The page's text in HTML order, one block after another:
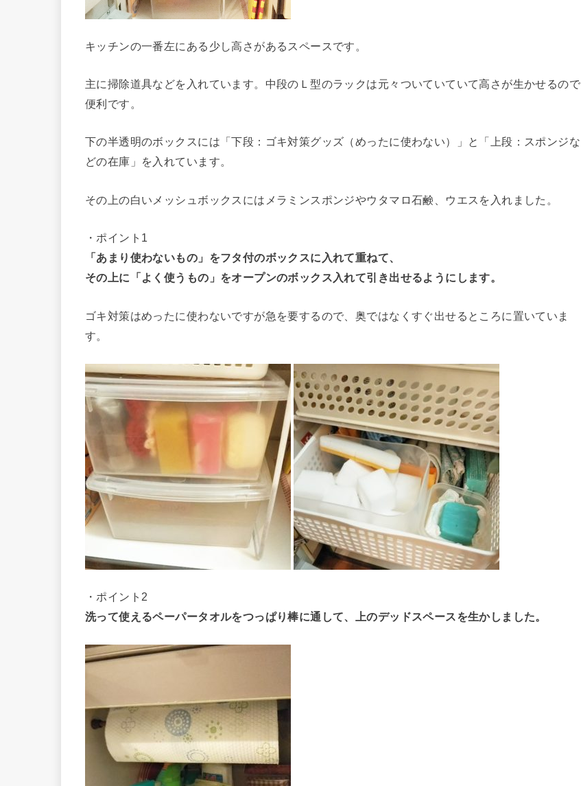
キッチンの一番左にある少し高さがあるスペースです。
主に掃除道具などを入れています。中段のＬ型のラックは元々ついていていて高さが生かせるので
便利です。
下の半透明のボックスには「下段：ゴキ対策グッズ（めったに使わない）」と「上段：スポンジな
どの在庫」を入れています。
その上の白いメッシュボックスにはメラミンスポンジやウタマロ石鹸、ウエスを入れました。
・ポイント1
「あまり使わないもの」をフタ付のボックスに入れて重ねて、
その上に「よく使うもの」をオープンのボックス入れて引き出せるようにします。
ゴキ対策はめったに使わないですが急を要するので、奥ではなくすぐ出せるところに置いていま
す。
・ポイント2
洗って使えるペーパータオルをつっぱり棒に通して、上のデッドスペースを生かしました。